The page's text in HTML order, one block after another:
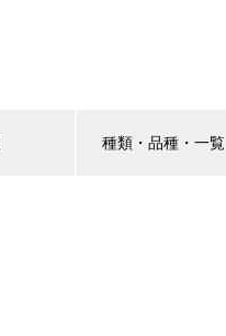
種類・品種・一覧